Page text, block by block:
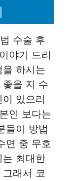
수술 후
야기 드리
하시는
을 지 수
있으리
인 보다는
들이 방법
면 중 무호
는 최대한
래서 코